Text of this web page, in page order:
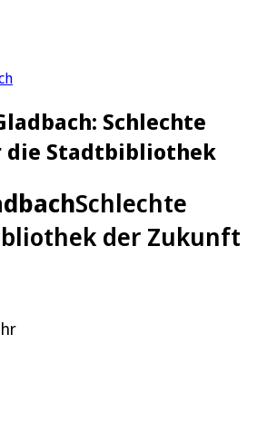
Schlechte
die Stadtbibliothek
Schlechte
der Zukunft